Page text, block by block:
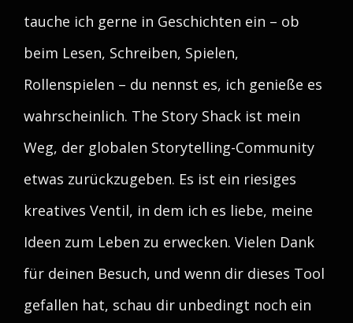
tauche ich gerne in Geschichten ein – ob
beim Lesen, Schreiben, Spielen,
Rollenspielen – du nennst es, ich genieße es
wahrscheinlich. The Story Shack ist mein
Weg, der globalen Storytelling-Community
etwas zurückzugeben. Es ist ein riesiges
kreatives Ventil, in dem ich es liebe, meine
Ideen zum Leben zu erwecken. Vielen Dank
für deinen Besuch, und wenn dir dieses Tool
gefallen hat, schau dir unbedingt noch ein